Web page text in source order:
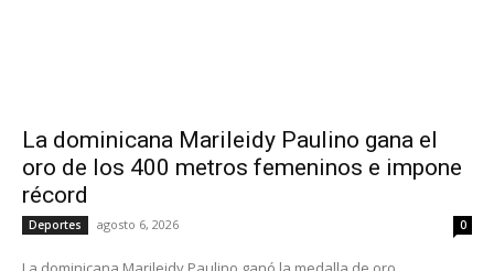
La dominicana Marileidy Paulino gana el
oro de los 400 metros femeninos e impone
récord
Deportes agosto 6, 2026 0